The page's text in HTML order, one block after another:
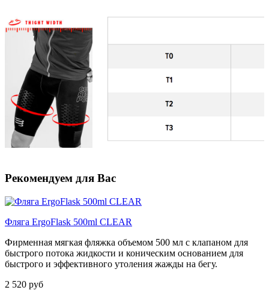
Рекомендуем для Вас
Фляга ErgoFlask 500ml CLEAR
Фирменная мягкая фляжка объемом 500 мл с клапаном для
быстрого потока жидкости и коническим основанием для
быстрого и эффективного утоления жажды на бегу.
2 520 руб